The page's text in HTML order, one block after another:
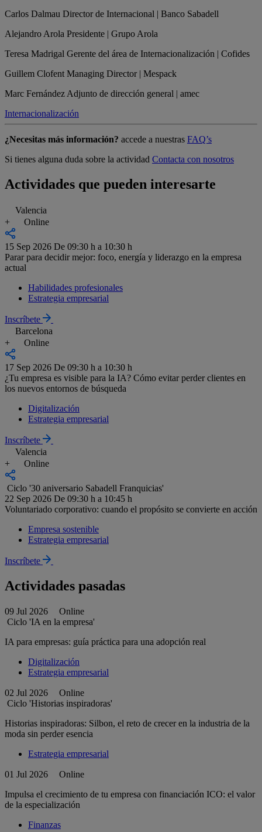
Carlos Dalmau Director de Internacional | Banco Sabadell
Alejandro Arola Presidente | Grupo Arola
Teresa Madrigal Gerente del área de Internacionalización | Cofides
Guillem ClofentManaging Director | Mespack
Marc FernándezAdjunto de dirección general | amec
Internacionalización
¿Necesitas más información? accede a nuestras FAQ’s
Si tienes alguna duda sobre la actividad Contacta con nosotros
Actividades que pueden interesarte
Valencia
+
Online
15 Sep 2026 De 09:30 h a 10:30 h
Parar para decidir mejor: foco, energía y liderazgo en la empresa
actual
Habilidades profesionales
Estrategia empresarial
Inscríbete
Barcelona
+
Online
17 Sep 2026 De 09:30 h a 10:30 h
¿Tu empresa es visible para la IA? Cómo evitar perder clientes en
los nuevos entornos de búsqueda
Digitalización
Estrategia empresarial
Inscríbete
Valencia
+
Online
Ciclo '30 aniversario Sabadell Franquicias'
22 Sep 2026 De 09:30 h a 10:45 h
Voluntariado corporativo: cuando el propósito se convierte en acción
Empresa sostenible
Estrategia empresarial
Inscríbete
Actividades pasadas
09 Jul 2026
Online
Ciclo 'IA en la empresa'
IA para empresas: guía práctica para una adopción real
Digitalización
Estrategia empresarial
02 Jul 2026
Online
Ciclo 'Historias inspiradoras'
Historias inspiradoras: Silbon, el reto de crecer en la industria de la
moda sin perder esencia
Estrategia empresarial
01 Jul 2026
Online
Impulsa el crecimiento de tu empresa con financiación ICO: el valor
de la especialización
Finanzas